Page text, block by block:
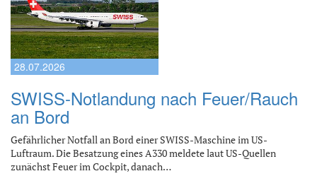
28.07.2026
SWISS-Notlandung nach Feuer/Rauch
an Bord
Gefährlicher Notfall an Bord einer SWISS-Maschine im US-
Luftraum. Die Besatzung eines A330 meldete laut US-Quellen
zunächst Feuer im Cockpit, danach…